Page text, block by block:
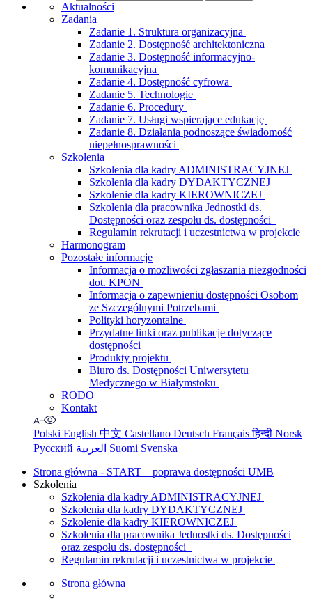
Aktualności
Zadania
Zadanie 1. Struktura organizacyjna
Zadanie 2. Dostępność architektoniczna
Zadanie 3. Dostępność informacyjno-
komunikacyjna
Zadanie 4. Dostępność cyfrowa
Zadanie 5. Technologie
Zadanie 6. Procedury
Zadanie 7. Usługi wspierające edukację
Zadanie 8. Działania podnoszące świadomość
niepełnosprawności
Szkolenia
Szkolenia dla kadry ADMINISTRACYJNEJ
Szkolenia dla kadry DYDAKTYCZNEJ
Szkolenie dla kadry KIEROWNICZEJ
Szkolenia dla pracownika Jednostki ds.
Dostępności oraz zespołu ds. dostępności
Regulamin rekrutacji i uczestnictwa w projekcie
Harmonogram
Pozostałe informacje
Informacja o możliwości zgłaszania niezgodności
dot. KPON
Informacja o zapewnieniu dostępności Osobom
ze Szczególnymi Potrzebami
Polityki horyzontalne
Przydatne linki oraz publikacje dotyczące
dostępności
Produkty projektu
Biuro ds. Dostępności Uniwersytetu
Medycznego w Białymstoku
RODO
Kontakt
Polski English 中文 Castellano Deutsch Françaisहिन्दी Norsk
Русский
Suomi Svenska
Strona główna - START – poprawa dostępności UMB
Szkolenia
Szkolenia dla kadry ADMINISTRACYJNEJ
Szkolenia dla kadry DYDAKTYCZNEJ
Szkolenie dla kadry KIEROWNICZEJ
Szkolenia dla pracownika Jednostki ds. Dostępności
oraz zespołu ds. dostępności
Regulamin rekrutacji i uczestnictwa w projekcie
Strona główna